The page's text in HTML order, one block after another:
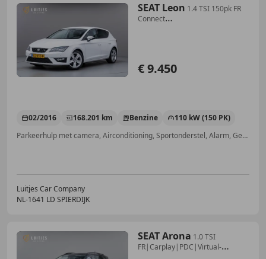
SEAT Leon 1.4 TSI 150pk FR
Connect
€ 9.450
02/2016 168.201 km Benzine
110 kW (150 PK)
Parkeerhulp met camera, Airconditioning, Sportonderstel, Alarm, Getinte ramen, Parkeerhulp achter, Navigatiesysteem, LED verlichting
Luitjes Car Company
NL-1641 LD SPIERDIJK
SEAT Arona 1.0 TSI
FR|Carplay|PDC|Virtual-